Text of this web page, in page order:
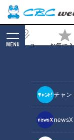
ニュース お気に
MENU
チャン
newsX
の人たちに
2023/03/07